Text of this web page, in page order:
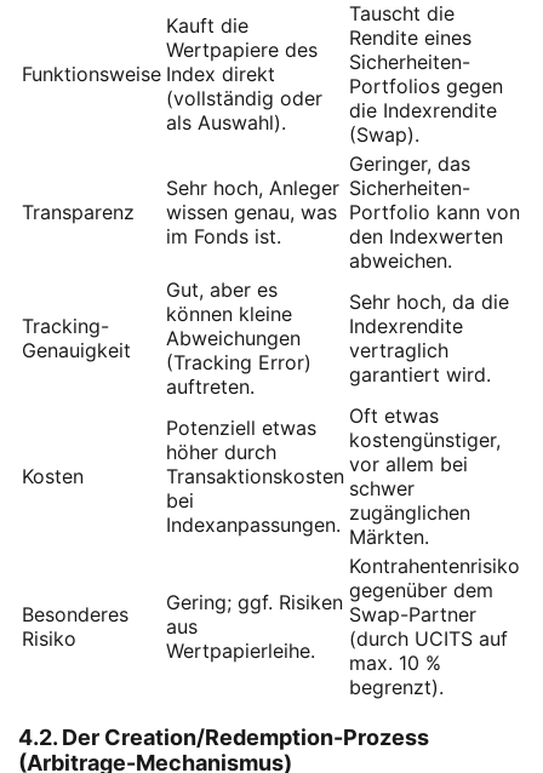
Funktionsweise
Kauft die
Wertpapiere des
Index direkt
(vollständig oder
als Auswahl).
Tauscht die
Rendite eines
Sicherheiten-
Portfolios gegen
die Indexrendite
(Swap).
Transparenz
Sehr hoch, Anleger
wissen genau, was
im Fonds ist.
Geringer, das
Sicherheiten-
Portfolio kann von
den Indexwerten
abweichen.
Tracking-
Genauigkeit
Gut, aber es
können kleine
Abweichungen
(Tracking Error)
auftreten.
Sehr hoch, da die
Indexrendite
vertraglich
garantiert wird.
Kosten
Potenziell etwas
höher durch
Transaktionskosten
bei
Indexanpassungen.
Oft etwas
kostengünstiger,
vor allem bei
schwer
zugänglichen
Märkten.
Besonderes
Risiko
Gering; ggf. Risiken
aus
Wertpapierleihe.
Kontrahentenrisiko
gegenüber dem
Swap-Partner
(durch UCITS auf
max. 10 %
begrenzt).
4.2. Der Creation/Redemption-Prozess
(Arbitrage-Mechanismus)